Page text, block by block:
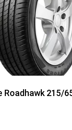
Roadhawk 215/